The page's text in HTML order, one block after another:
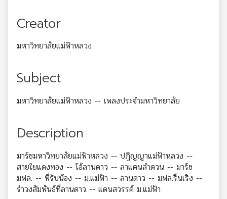
Creator
มหาวิทยาลัยแม่ฟ้าหลวง
Subject
มหาวิทยาลัยแม่ฟ้าหลวง -- เพลงประจำมหาวิทยาลัย
Description
มาร์ชมหาวิทยาลัยแม่ฟ้าหลวง -- ปฏิญญาแม่ฟ้าหลวง --
สายใยแดงทอง -- โอ้ลานดาว -- ลาแดนลำดวน -- มาร์ช
มฟล. -- พี่รับน้อง -- ม.แม่ฟ้า -- ลานดาว -- มฟล.รื่นเริง --
รำวงสัมพันธ์ที่ลานดาว -- แดนสวรรค์ ม.แม่ฟ้า